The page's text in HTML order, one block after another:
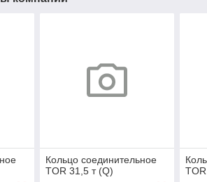
Кольцо соединительное
TOR 31,5 т (Q)